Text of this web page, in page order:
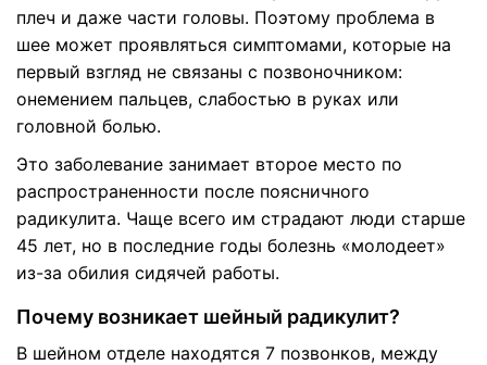
плеч и даже части головы. Поэтому проблема в
шее может проявляться симптомами, которые на
первый взгляд не связаны с позвоночником:
онемением пальцев, слабостью в руках или
головной болью.
Это заболевание занимает второе место по
распространенности после поясничного
радикулита. Чаще всего им страдают люди старше
45 лет, но в последние годы болезнь «молодеет»
из-за обилия сидячей работы.
Почему возникает шейный радикулит?
В шейном отделе находятся 7 позвонков, между